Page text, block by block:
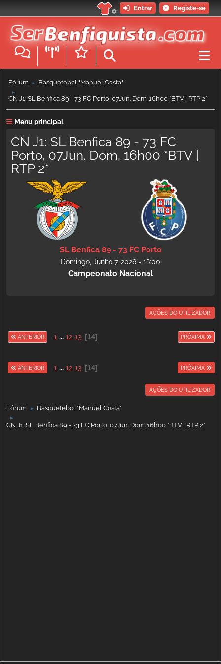
Entrar Registe-se
Fórum ► Basquetebol "Manuel Costa"
►
CN J1: SL Benfica 89 - 73 FC Porto, 07Jun. Dom. 16h00 *BTV | RTP 2*
Menu principal
CN J1: SL Benfica 89 - 73 FC
Porto, 07Jun. Dom. 16h00 *BTV |
RTP 2*
SL Benfica 89 - 73 FC Porto
Domingo, Junho 7, 2026 - 16:00
Campeonato Nacional
AÇÕES DO UTILIZADOR
ANTERIOR 1 ... 12 13 14 PRÓXIMA
ANTERIOR 1 ... 12 13 14 PRÓXIMA
AÇÕES DO UTILIZADOR
Fórum ► Basquetebol "Manuel Costa"
►
CN J1: SL Benfica 89 - 73 FC Porto, 07Jun. Dom. 16h00 *BTV | RTP 2*